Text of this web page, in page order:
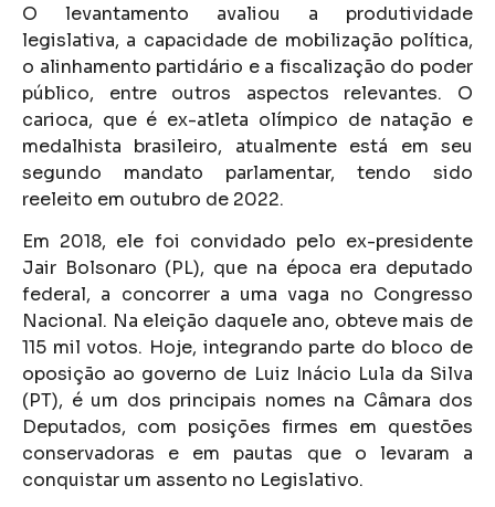
O levantamento avaliou a produtividade
legislativa, a capacidade de mobilização política,
o alinhamento partidário e a fiscalização do poder
público, entre outros aspectos relevantes. O
carioca, que é ex-atleta olímpico de natação e
medalhista brasileiro, atualmente está em seu
segundo mandato parlamentar, tendo sido
reeleito em outubro de 2022.
Em 2018, ele foi convidado pelo ex-presidente
Jair Bolsonaro (PL), que na época era deputado
federal, a concorrer a uma vaga no Congresso
Nacional. Na eleição daquele ano, obteve mais de
115 mil votos. Hoje, integrando parte do bloco de
oposição ao governo de Luiz Inácio Lula da Silva
(PT), é um dos principais nomes na Câmara dos
Deputados, com posições firmes em questões
conservadoras e em pautas que o levaram a
conquistar um assento no Legislativo.